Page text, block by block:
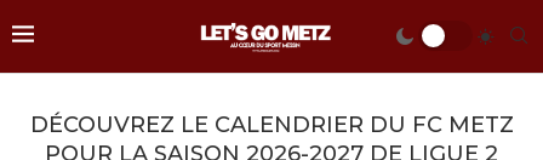
DÉCOUVREZ LE CALENDRIER DU FC METZ
POUR LA SAISON 2026-2027 DE LIGUE 2